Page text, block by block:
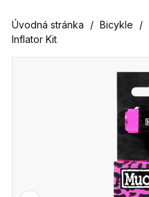
Úvodná stránka Bicykle
Inflator Kit